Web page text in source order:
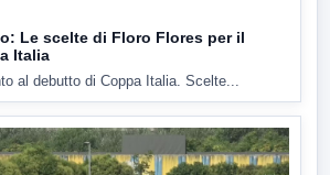
Le scelte di Floro Flores per il
Italia
al debutto di Coppa Italia. Scelte...